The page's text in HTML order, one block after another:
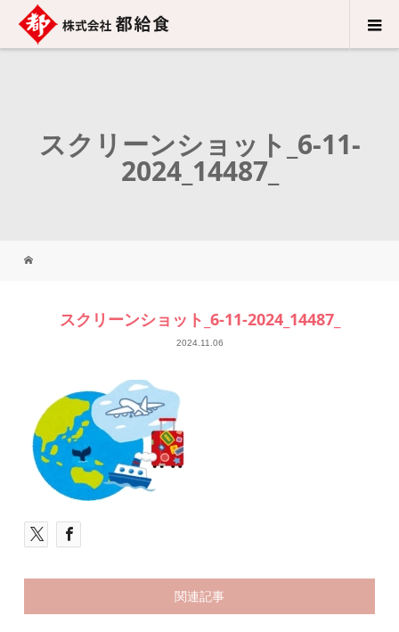
スクリーンショット_6-11-
2024_14487_
スクリーンショット_6-11-2024_14487_
2024.11.06
関連記事